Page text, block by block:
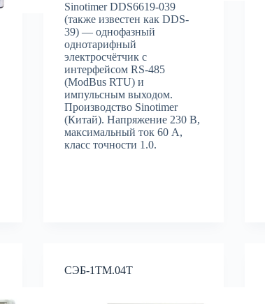
Sinotimer DDS6619-039
(также известен как DDS-
39) — однофазный
однотарифный
электросчётчик с
интерфейсом RS-485
(ModBus RTU) и
импульсным выходом.
Производство Sinotimer
(Китай). Напряжение 230 В,
максимальный ток 60 А,
класс точности 1.0.
СЭБ-1ТМ.04Т